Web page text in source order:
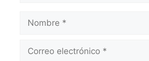
Nombre
Correo